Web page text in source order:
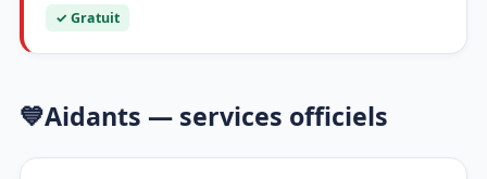
✓ Gratuit
💙Aidants — services officiels